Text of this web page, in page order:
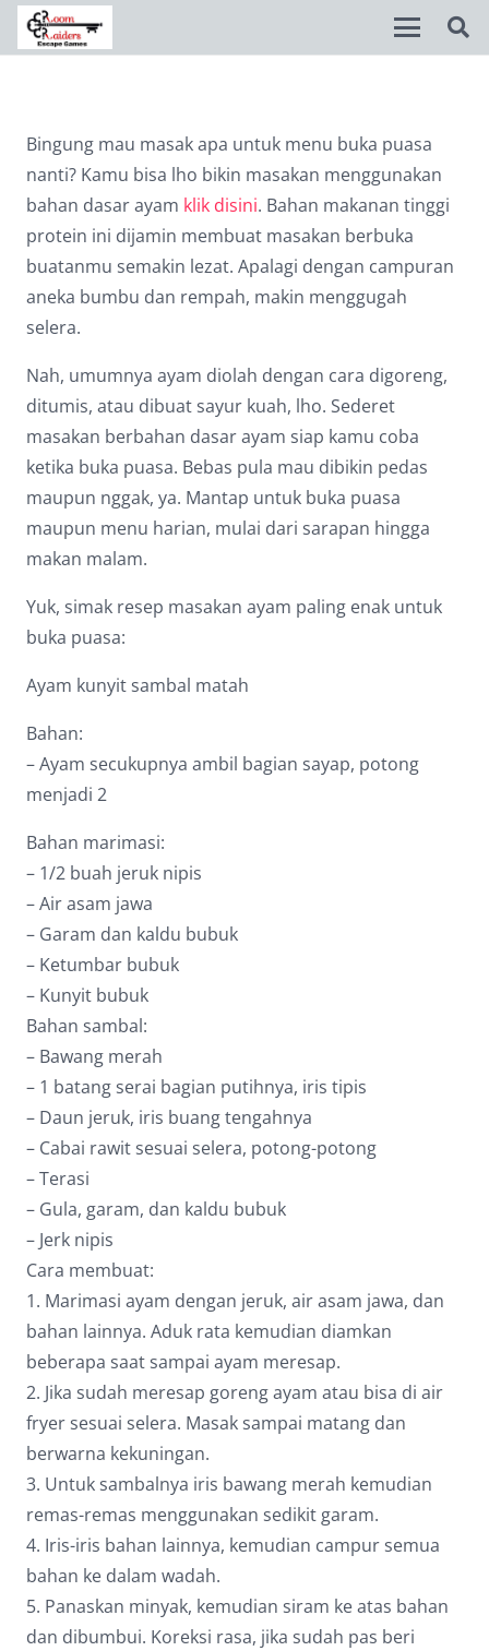
Bingung mau masak apa untuk menu buka puasa
nanti? Kamu bisa lho bikin masakan menggunakan
bahan dasar ayam klik disini. Bahan makanan tinggi
protein ini dijamin membuat masakan berbuka
buatanmu semakin lezat. Apalagi dengan campuran
aneka bumbu dan rempah, makin menggugah
selera.
Nah, umumnya ayam diolah dengan cara digoreng,
ditumis, atau dibuat sayur kuah, lho. Sederet
masakan berbahan dasar ayam siap kamu coba
ketika buka puasa. Bebas pula mau dibikin pedas
maupun nggak, ya. Mantap untuk buka puasa
maupun menu harian, mulai dari sarapan hingga
makan malam.
Yuk, simak resep masakan ayam paling enak untuk
buka puasa:
Ayam kunyit sambal matah
Bahan:
– Ayam secukupnya ambil bagian sayap, potong
menjadi 2
Bahan marimasi:
– 1/2 buah jeruk nipis
– Air asam jawa
– Garam dan kaldu bubuk
– Ketumbar bubuk
– Kunyit bubuk
Bahan sambal:
– Bawang merah
– 1 batang serai bagian putihnya, iris tipis
– Daun jeruk, iris buang tengahnya
– Cabai rawit sesuai selera, potong-potong
– Terasi
– Gula, garam, dan kaldu bubuk
– Jerk nipis
Cara membuat:
1. Marimasi ayam dengan jeruk, air asam jawa, dan
bahan lainnya. Aduk rata kemudian diamkan
beberapa saat sampai ayam meresap.
2. Jika sudah meresap goreng ayam atau bisa di air
fryer sesuai selera. Masak sampai matang dan
berwarna kekuningan.
3. Untuk sambalnya iris bawang merah kemudian
remas-remas menggunakan sedikit garam.
4. Iris-iris bahan lainnya, kemudian campur semua
bahan ke dalam wadah.
5. Panaskan minyak, kemudian siram ke atas bahan
dan dibumbui. Koreksi rasa, jika sudah pas beri
title Mark headings
Background Color
zoom_out Zoom out
Zoom in
remove_circle_outline
add_circle_outline Increase font
spellcheck Readable font
brightness_high Bright contrast
brightness_low Dark contrast
Underline links
font_download
Mark links
options